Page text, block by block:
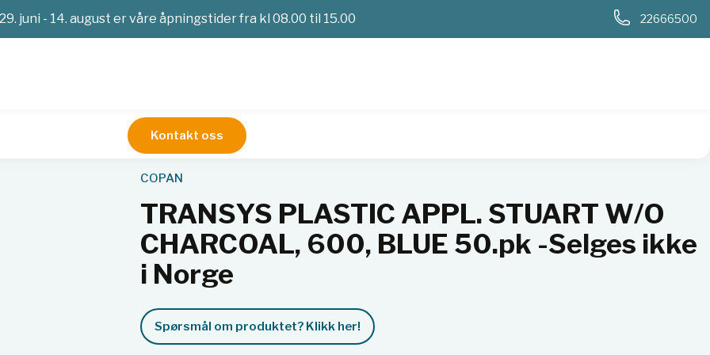
29. juni - 14. august er våre åpningstider fra kl 08.00 til 15.00 22666500
Kontakt oss
Mikrobiologisk prøvetaking TRANSYS PLASTIC APPL. STUART W/O CHARCOAL, 600, BLUE 50.pk -Selges ikke i Norge
COPAN
TRANSYS PLASTIC APPL. STUART W/O
CHARCOAL, 600, BLUE 50.pk -Selges ikke
i Norge
Spørsmål om produktet? Klikk her!